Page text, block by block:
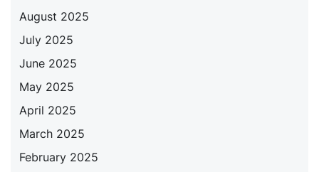
August 2025
July 2025
June 2025
May 2025
April 2025
March 2025
February 2025